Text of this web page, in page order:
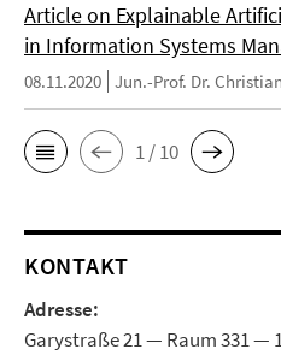
Article on Explainable
in Information Systems
08.11.2020 Jun.-Prof. Dr.
1 / 10
KONTAKT
Adresse:
Garystraße 21 — Raum 331 —